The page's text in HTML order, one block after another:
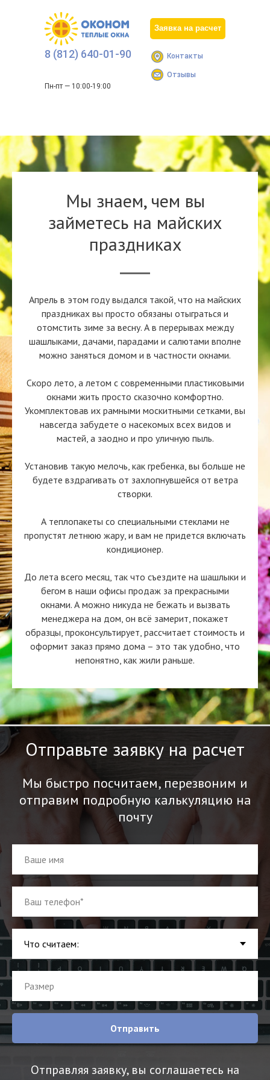
Заявка на расчет
Контакты
Отзывы
8 (812) 640-01-90
Пн-пт — 10:00-19:00
Мы знаем, чем вы
займетесь на майских
праздниках
Апрель в этом году выдался такой, что на майских
праздниках вы просто обязаны отыграться и
отомстить зиме за весну. А в перерывах между
шашлыками, дачами, парадами и салютами вполне
можно заняться домом и в частности окнами.
Скоро лето, а летом с современными пластиковыми
окнами жить просто сказочно комфортно.
Укомплектовав их рамными москитными сетками, вы
навсегда забудете о насекомых всех видов и
мастей, а заодно и про уличную пыль.
Установив такую мелочь, как гребенка, вы больше не
будете вздрагивать от захлопнувшейся от ветра
створки.
А теплопакеты со специальными стеклами не
пропустят летнюю жару, и вам не придется включать
кондиционер.
До лета всего месяц, так что съездите на шашлыки и
бегом в наши офисы продаж за прекрасными
окнами. А можно никуда не бежать и вызвать
менеджера на дом, он всё замерит, покажет
образцы, проконсультирует, рассчитает стоимость и
оформит заказ прямо дома – это так удобно, что
непонятно, как жили раньше.
Отправьте заявку на расчет
Мы быстро посчитаем, перезвоним и
отправим подробную калькуляцию на
почту
Отправить
Отправляя заявку, вы соглашаетесь на